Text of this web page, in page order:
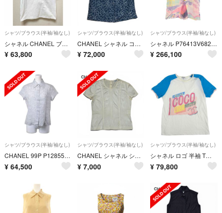
シャツ/ブラウス(半袖/袖なし)
シャネル CHANEL ブラウス 半袖 ココマーク ボウタイ リボン 訳あり
¥ 63,800
シャツ/ブラウス(半袖/袖なし)
CHANEL シャネル ココマーク ノースリーブ ブラウス 38
¥ 72,000
シャツ/ブラウス(半袖/袖なし)
シャネル P76413V68295 総柄シルク半袖シャツ レディース 34
¥ 266,100
シャツ/ブラウス(半袖/袖なし)
CHANEL 99P P12855V07194 ロゴプリント ラミー シャツ ブラウス
¥ 64,500
シャツ/ブラウス(半袖/袖なし)
CHANEL シャネル シェル ココボタン ブラウス
¥ 7,000
シャツ/ブラウス(半袖/袖なし)
シャネル ロゴ 半袖 Tシャツ レディース 【中古】
¥ 79,800